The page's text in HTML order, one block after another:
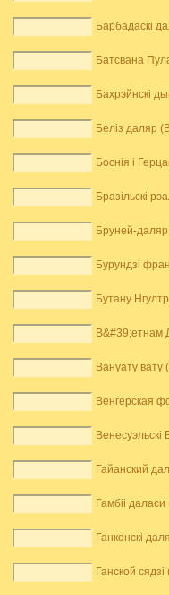
Барбадаскі
Батсвана
Бахрэйнскі
Беліз даляр
Боснія і
Бразільскі
Бруней-
Бурундзі
Бутану
В&#39;етнам
Вануату вату
Венгерская
Венесуэльскі
Гайанский
Гамбіі
Ганконскі
Ганской